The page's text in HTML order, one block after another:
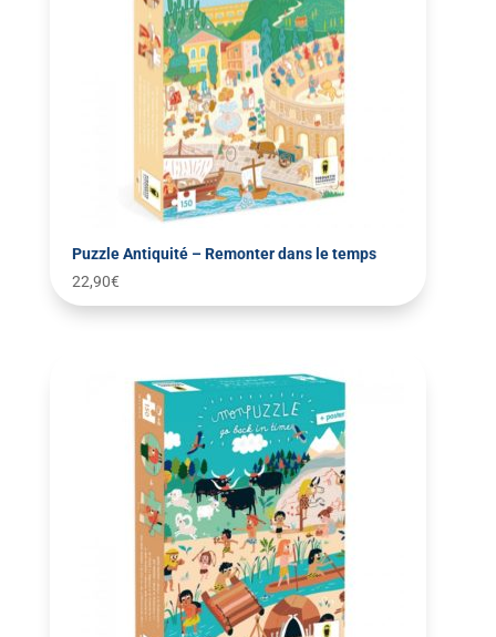
Puzzle Antiquité – Remonter dans le temps
22,90€